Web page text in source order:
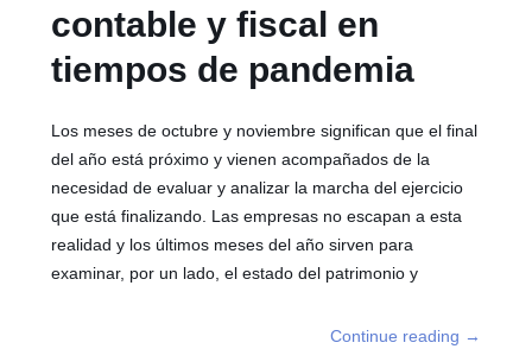
contable y fiscal en
tiempos de pandemia
Los meses de octubre y noviembre significan que el final
del año está próximo y vienen acompañados de la
necesidad de evaluar y analizar la marcha del ejercicio
que está finalizando. Las empresas no escapan a esta
realidad y los últimos meses del año sirven para
examinar, por un lado, el estado del patrimonio y
Continue reading →